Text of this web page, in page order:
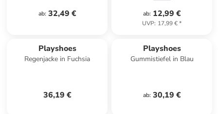
ab: 32,49 € ab: 12,99 €
UVP: 17,99 €*
Playshoes
Regenjacke in Fuchsia
36,19 €
Playshoes
Gummistiefel in Blau
ab: 30,19 €